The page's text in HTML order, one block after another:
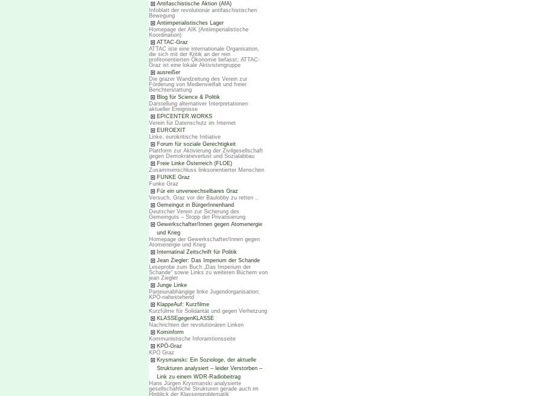
Antifaschistische Aktion (AfA)
Infoblatt der revolutionär antifaschistischen
Bewegung
Antiimperialistisches Lager
Homepage der AIK (Antiimperialistische
Koordination)
ATTAC-Graz
ATTAC iste eine internationale Organisation,
die sich mit der Kritik an der rein
profitorientierten Ökonomie befasst; ATTAC-
Graz ist eine lokale Aktivistengruppe
ausreißer
Die grazer Wandzeitung des Verein zur
Förderung von Medienvielfalt und freier
Berichterstattung
Blog für Science & Politik
Darstellung alternativer Interpretationen
aktueller Ereignisse
EPICENTER.WORKS
Verein für Datenschutz im Internet
EUROEXIT
Linke, eurokritische Initiative
Forum für soziale Gerechtigkeit
Plattform zur Aktivierung der Zivilgesellschaft
gegen Demokratieverlust und Sozialabbau
Freie Linke Österreich (FLOE)
Zusammenschluss linksorientierter Menschen
FUNKE Graz
Funke Graz
Für ein unverwechselbares Graz
Versuch, Graz vor der Baulobby zu retten ..
Gemeingut in BürgerInnenhand
Deutscher Verein zur Sicherung des
Gemeinguts – Stopp der Privatisierung
Gewerkschafter/Innen gegen Atomenergie
und Krieg
Homepage der Gewerkschafter/Innen gegen
Atomenergie und Krieg
Internatinal Zeitschrift für Politik
Jean Ziegler: Das Imperium der Schande
Leseprobe zum Buch „Das Imperium der
Schande“ sowie Links zu weiteren Büchern von
jean Ziegler
Junge Linke
Parteiunabhängige linke Jugendorganisation;
KPÖ-nahestehend
KlappeAuf: Kurzfilme
Kurzfülme für Solidarität und gegen Verhetzung
KLASSEgegenKLASSE
Nachrichten der revolutionären Linken
Kominform
Kommunistische Inforamtionsseite
KPÖ-Graz
KPÖ Graz
Krysmanski: Ein Soziologe, der aktuelle
Strukturen analysiert – leider Verstorben –
Link zu einem WDR-Radiobeitrag
Hans Jürgen Krysmanski analysierte
gesellschaftliche Strukturen gerade auch im
Hinblick der Klassenproblematik